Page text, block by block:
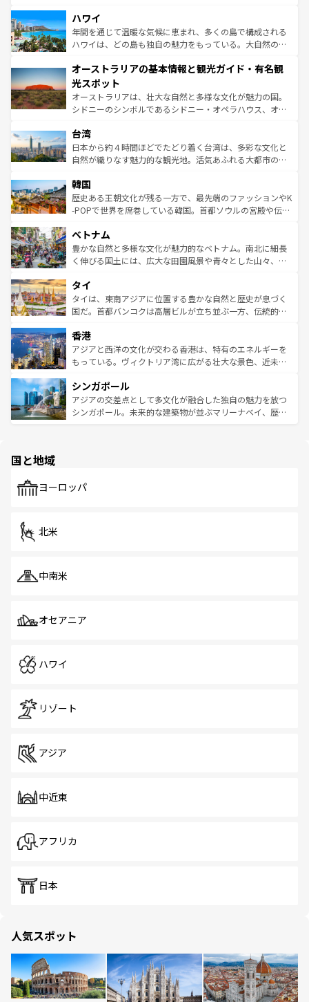
着のスイス情報は
のような巨大都市は、観光、ショッピング、エンターテイ
ンメントが詰まった刺激的なスポットだ。一方、アメリカ
西部には大自然が広がり、グランドキャニオンやイエロー
部のニューオーリンズでは、音楽と美食が融合した独特の
文化が魅力。旅行者はアメリカの各地域で異なる魅力を楽
しみながら、その多様性と豊かな歴史を感じることができ
るだろう。車でのロードトリップや列車の旅も、アメリカ
情報は
ハワイ
年間を通じて温暖な気候に恵まれ、多くの島で構成される
ハワイは、どの島も独自の魅力をもっている。大自然の神
ワイ島は見逃せない。また、定番の観光地といえばオアフ
島だが、静かな自然を求めるならマウイ島やカウアイ島が
おすすめ。エメラルドグリーンに輝く海をはじめ、豊かな
文化や歴史が息づいている。「アロハスピリット」と呼ば
人々、おいしいローカルフードやハワイアンミュージッ
ク、伝統的なフラダンスなど、すべてがハワイの魅力を彩
っている。訪れるたびに新しい発見と感動が待っているハ
はコンテンツ一覧
オーストラリアの基本情報と観光ガイド・有名観
光スポット
オーストラリアは、壮大な自然と多様な文化が魅力の国。
シドニーのシンボルであるシドニー・オペラハウス、オー
リアリーフや大陸中央部にそびえるウルル（エアーズロッ
ク）、タスマニアの美しい原生林やケアンズの熱帯雨林な
ど、見どころがたくさん。また、カフェやワイン、オージ
いる。アクティビティも充実しており、サーフィンやダイ
ビング、ハイキングなど、アウトドア好きにはたまらな
い。オーストラリアの多彩な魅力を存分に味わいつくそ
参照してほしい。
台湾
日本から約４時間ほどでたどり着く台湾は、多彩な文化と
自然が織りなす魅力的な観光地。活気あふれる大都市の台
ン）、静ひつな山岳地帯である台湾東部など、都市の喧騒
と山間の静けさが共存しており、訪れる人に新しい発見と
驚きをもたらしてくれる。また、奥深い台湾の食文化も魅
容にもいいと評判のスイーツなど、バラエティ豊かな料理
が味わえる。 なお、新着の台湾情報は コンテンツ一覧を参
照してほしい。
韓国
歴史ある王朝文化が残る一方で、最先端のファッションやK
-POPで世界を席巻している韓国。首都ソウルの宮殿や伝統
き、地方に足を延ばせば四季折々の自然美を楽しむことが
できる。そして、キムチや焼肉、絶品のストリートフード
まで、さまざまな韓国料理が待っている。夜には、韓国な
リティに包まれながら、韓国の多彩な魅力を心ゆくまで味
わってみてほしい。 なお、新着の韓国情報はコンテンツ一
覧を参照してほしい。
ベトナム
豊かな自然と多様な文化が魅力的なベトナム。南北に細長
く伸びる国土には、広大な田園風景や青々とした山々、世
急速な発展と共に伝統が息づく。ハノイの古い町並みやホ
ーチミン市のフランス統治時代の建物も、独特の雰囲気を
醸し出している。また、バラエティの豊かさとおいしさで
とつ。フォーやバインミー、ベトナムコーヒーなどは、ぜ
ひ現地で味わいたい。どの地域を訪れてもあたたかい人々
が旅行者を迎えてくれるので、きっと忘れられない旅にな
参照してほしい。
タイ
タイは、東南アジアに位置する豊かな自然と歴史が息づく
国だ。首都バンコクは高層ビルが立ち並ぶ一方、伝統的な
の活気が交差している。北部ではチェンマイなどの山岳地
帯で自然と触れ合い、南部ではプーケットやクラビの美し
いビーチでリゾート気分を楽しむことができる。タイ料理
激する。気候は一年中温暖で、どの季節にも異なる楽しみ
が待っている。親しみやすいタイの人々、仏教を中心とし
た文化、そして多様な観光資源が、訪れる旅人を魅了し続
香港
アジアと西洋の文化が交わる香港は、特有のエネルギーを
もっている。ヴィクトリア湾に広がる壮大な景色、近未来
み、どこを訪れても感動するはず。観光スポットが密集し
ており、効率よく見どころを回れるのも魅力。息をのむよ
うな絶景から文化的な体験まで、香港を存分に楽しみ尽く
シンガポール
アジアの交差点として多文化が融合した独自の魅力を放つ
シンガポール。未来的な建築物が並ぶマリーナベイ、歴史
で、ホーカーズは地元の風情を楽しめる外せないスポット
国と地域
ヨーロッパ
北米
中南米
オセアニア
ハワイ
リゾート
アジア
中近東
アフリカ
日本
人気スポット